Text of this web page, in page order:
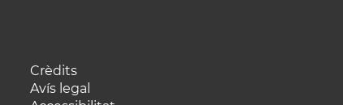
Crèdits
Avís legal